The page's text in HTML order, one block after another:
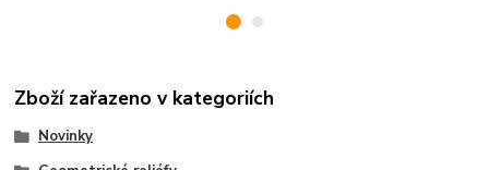
Zboží zařazeno v kategoriích
Novinky